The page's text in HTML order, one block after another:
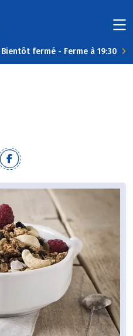
Bientôt fermé - Ferme à 19:30